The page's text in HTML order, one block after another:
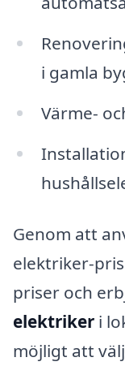
i gamla
Värme-
Genom att
elektriker-
priser och
elektriker i
möjligt att